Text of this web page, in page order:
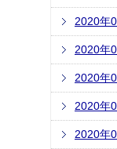
2020年
2020年
2020年
2020年
2020年